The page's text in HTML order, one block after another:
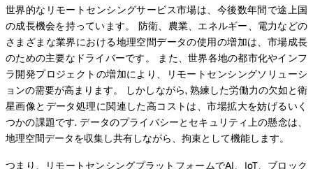
世界的なリモートセンシングサービス市場は、今後数年間で途上国
の成長機会を持っています。 防衛、農業、エネルギー、電力などの
さまざまな業界における地理空間データの使用の増加は、市場成長
のための主要なドライバーです。 また、世界各地の都市化やインフ
ラ開発プロジェクトの増加により、リモートセンシングソリューシ
ョンの需要が高まります。 しかしながら, 熟練した労働力の欠如と衛
星画像とデータ処理に関連した高コストは、市場拡大を妨げるいく
つかの課題です. データのプライバシーとセキュリティ上の懸念は、
地理空間データを収集し共有しながら、拘束として機能します。
つまり、リモートセンシングプラットフォームでAI、IoT、ブロック